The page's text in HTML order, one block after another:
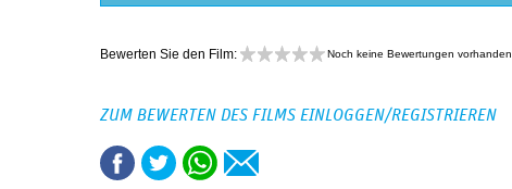
Bewerten Sie den Film: Noch keine Bewertungen vorhanden
ZUM BEWERTEN DES FILMS EINLOGGEN/REGISTRIEREN